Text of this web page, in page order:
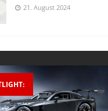
21. August 2024